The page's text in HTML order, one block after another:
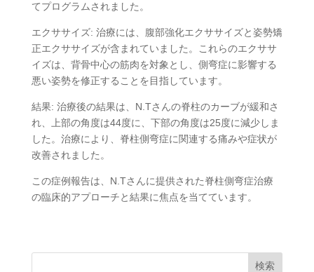
てプログラムされました。
エクササイズ: 治療には、腹部強化エクササイズと姿勢矯
正エクササイズが含まれていました。これらのエクササ
イズは、背骨中心の筋肉を対象とし、側弯症に影響する
悪い姿勢を修正することを目指しています。
結果: 治療後の結果は、N.Tさんの脊柱のカーブが緩和さ
れ、上部の角度は44度に、下部の角度は25度に減少しま
した。治療により、脊柱側弯症に関連する痛みや症状が
改善されました。
この症例報告は、N.Tさんに提供された脊柱側弯症治療
の臨床的アプローチと結果に焦点を当てています。
検索